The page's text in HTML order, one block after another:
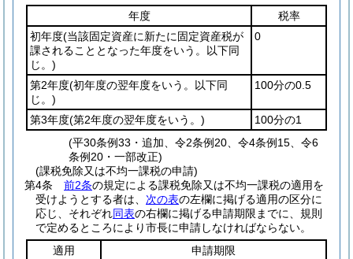
年度
税率
初年度(当該固定資産に新たに固定資産税が
課されることとなった年度をいう。以下同
じ。)
0
第2年度(初年度の翌年度をいう。以下同
じ。)
100分の0.5
第3年度(第2年度の翌年度をいう。)
100分の1
(平30条例33・追加、令2条例20、令4条例15、令6
条例20・一部改正)
(課税免除又は不均一課税の申請)
第4条
前2条の規定による課税免除又は不均一課税の適用を
受けようとする者は、 次の表の左欄に掲げる適用の区分に
応じ、それぞれ同表の右欄に掲げる申請期限までに、規則
で定めるところにより市長に申請しなければならない。
適用
申請期限